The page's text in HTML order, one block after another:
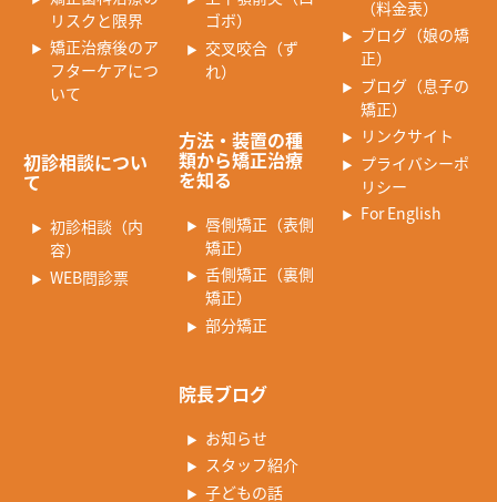
リスクと限界
矯正治療後のア
フターケアにつ
いて
初診相談につい
て
初診相談（内
容）
WEB問診票
ゴボ）
交叉咬合（ず
れ）
方法・装置の種
類から矯正治療
を知る
唇側矯正（表側
矯正）
舌側矯正（裏側
矯正）
部分矯正
院長ブログ
お知らせ
スタッフ紹介
子どもの話
（料金表）
ブログ（娘の矯
正）
ブログ（息子の
矯正）
リンクサイト
プライバシーポ
リシー
For English